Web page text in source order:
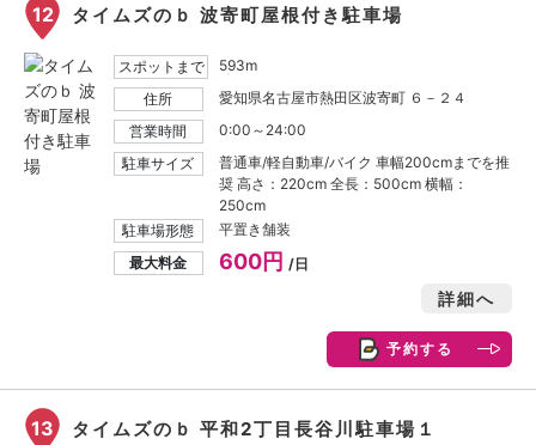
12 タイムズのｂ 波寄町屋根付き駐車場
スポットまで
593m
住所
愛知県名古屋市熱田区波寄町 ６－２４
営業時間
0:00～24:00
駐車サイズ
普通車/軽自動車/バイク 車幅200cmまでを推
奨 高さ：220cm 全長：500cm 横幅：
250cm
駐車場形態
平置き舗装
最大料金
600円 /日
詳細へ
予約する
13 タイムズのｂ 平和2丁目長谷川駐車場１